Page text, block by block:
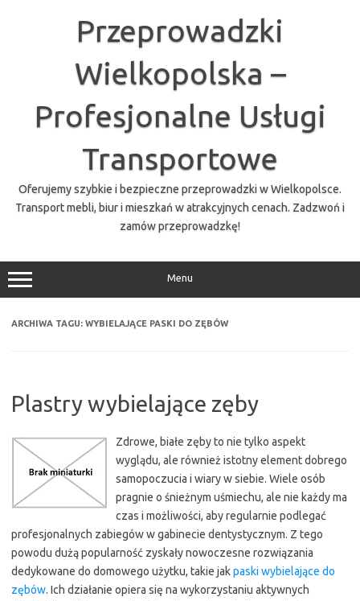
Przeprowadzki
Wielkopolska –
Profesjonalne Usługi
Transportowe
Oferujemy szybkie i bezpieczne przeprowadzki w Wielkopolsce.
Transport mebli, biur i mieszkań w atrakcyjnych cenach. Zadzwoń i
zamów przeprowadzkę!
Menu
ARCHIWA TAGU: WYBIELAJĄCE PASKI DO ZĘBÓW
Plastry wybielające zęby
Zdrowe, białe zęby to nie tylko aspekt
wyglądu, ale również istotny element dobrego
samopoczucia i wiary w siebie. Wiele osób
pragnie o śnieżnym uśmiechu, ale nie każdy ma
czas i możliwości, aby regularnie podlegać
profesjonalnych zabiegów w gabinecie dentystycznym. Z tego
powodu dużą popularność zyskały nowoczesne rozwiązania
dedykowane do domowego użytku, takie jakpaski wybielające do
zębów. Ich działanie opiera się na wykorzystaniu aktywnych